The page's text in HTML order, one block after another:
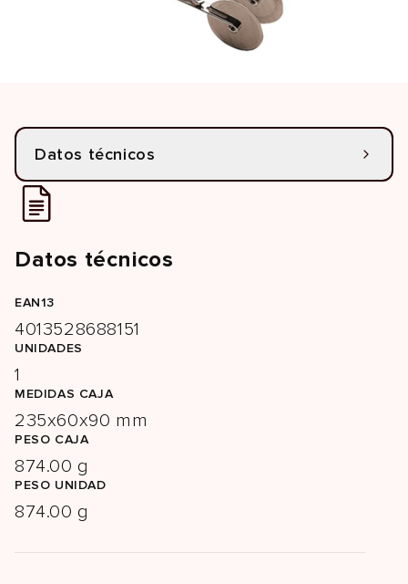
Datos técnicos
Datos técnicos
EAN13
4013528688151
UNIDADES
1
MEDIDAS CAJA
235x60x90 mm
PESO CAJA
874.00 g
PESO UNIDAD
874.00 g